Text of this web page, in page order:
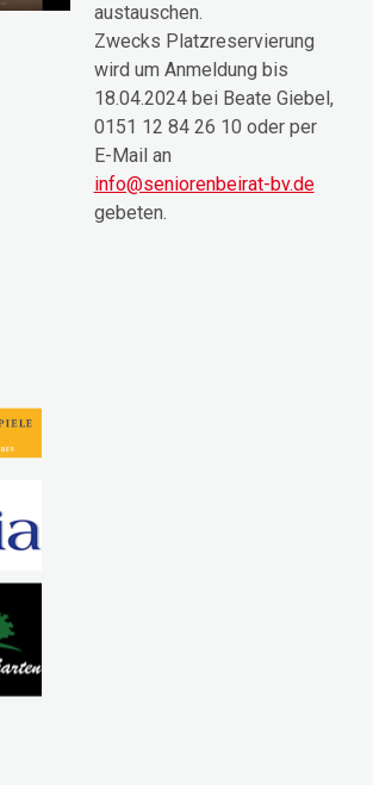
austauschen.
Zwecks Platzreservierung
wird um Anmeldung bis
18.04.2024 bei Beate Giebel,
0151 12 84 26 10 oder per
E-Mail an
info@seniorenbeirat-bv.de
gebeten.